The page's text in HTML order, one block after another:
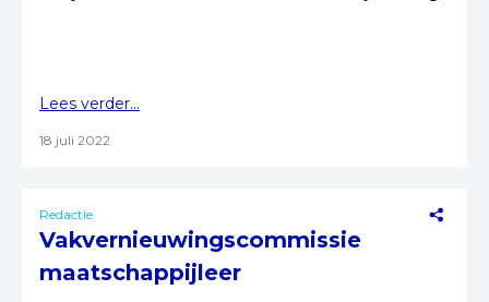
Lees verder...
18 juli 2022
Redactie
Vakvernieuwingscommissie
maatschappijleer